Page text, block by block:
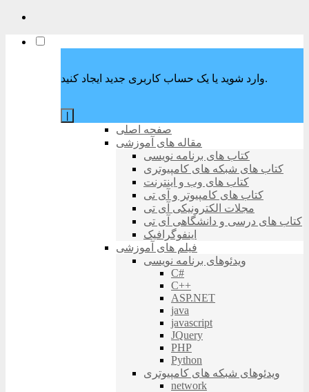
وارد شوید یا یک حساب کاربری جدید ایجاد کنید.
صفحه اصلی
مقاله های آموزشی
کتاب های برنامه نویسی
کتاب های شبکه های کامپیوتری
کتاب های وب و اینترنت
کتاب های کامپیوتر و آی تی
مجلات الکترونیکی آی تی
کتاب های درسی و دانشگاهی آی تی
اینفوگرافیک
فیلم های آموزشی
ویدئوهای برنامه نویسی
C#
C++
ASP.NET
java
javascript
JQuery
PHP
Python
ویدئوهای شبکه های کامپیوتری
network